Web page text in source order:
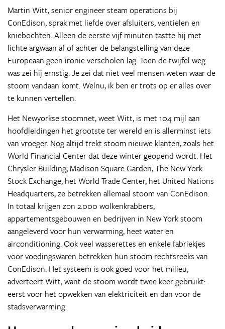
Martin Witt, senior engineer steam operations bij
ConEdison, sprak met liefde over afsluiters, ventielen en
kniebochten. Alleen de eerste vijf minuten tastte hij met
lichte argwaan af of achter de belangstelling van deze
Europeaan geen ironie verscholen lag. Toen de twijfel weg
was zei hij ernstig: Je zei dat niet veel mensen weten waar de
stoom vandaan komt. Welnu, ik ben er trots op er alles over
te kunnen vertellen.
Het Newyorkse stoomnet, weet Witt, is met 104 mijl aan
hoofdleidingen het grootste ter wereld en is allerminst iets
van vroeger. Nog altijd trekt stoom nieuwe klanten, zoals het
World Financial Center dat deze winter geopend wordt. Het
Chrysler Building, Madison Square Garden, The New York
Stock Exchange, het World Trade Center, het United Nations
Headquarters, ze betrekken allemaal stoom van ConEdison.
In totaal krijgen zon 2.000 wolkenkrabbers,
appartementsgebouwen en bedrijven in New York stoom
aangeleverd voor hun verwarming, heet water en
airconditioning. Ook veel wasserettes en enkele fabriekjes
voor voedingswaren betrekken hun stoom rechtsreeks van
ConEdison. Het systeem is ook goed voor het milieu,
adverteert Witt, want de stoom wordt twee keer gebruikt:
eerst voor het opwekken van elektriciteit en dan voor de
stadsverwarming.